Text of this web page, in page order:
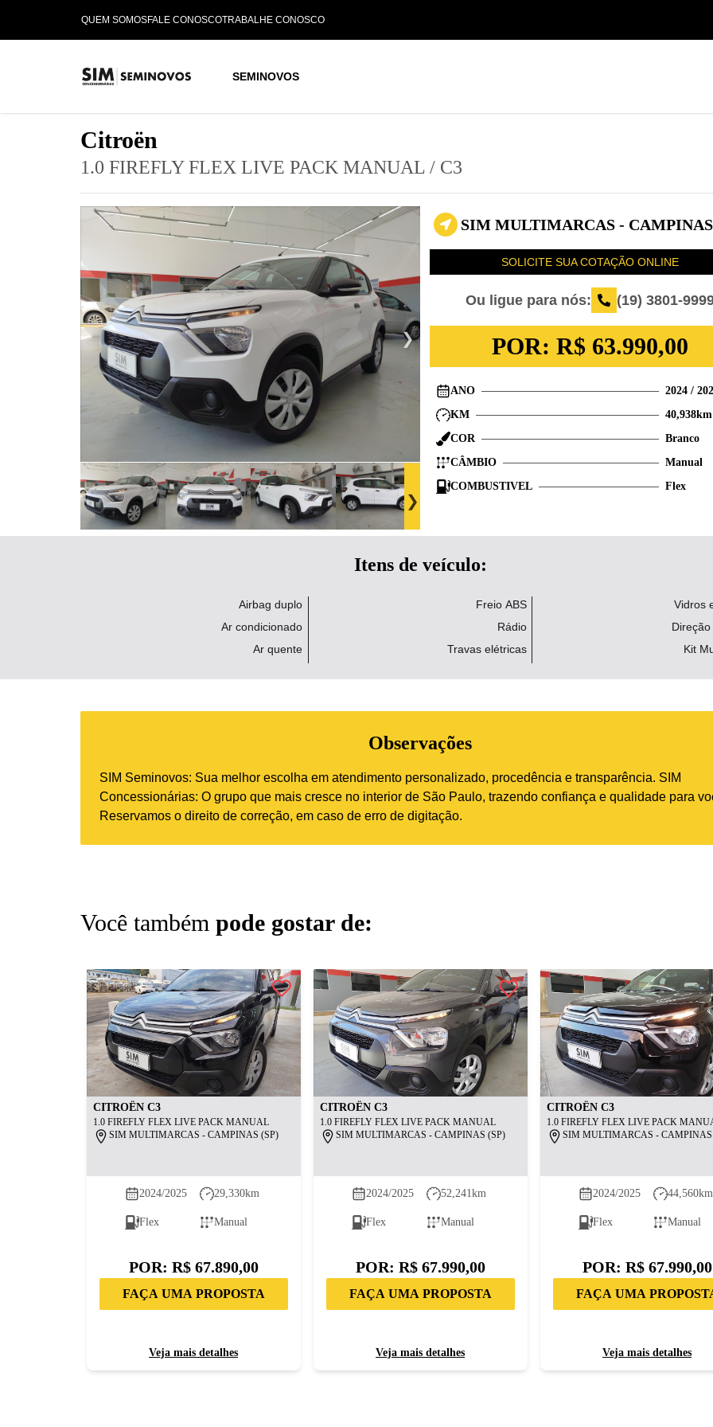
QUEM SOMOSFALE CONOSCOTRABALHE CONOSCO
SEMINOVOS
Citroën
1.0 FIREFLY FLEX LIVE PACK MANUAL/ C3
SIM MULTIMARCAS -
SOLICITE SUA COTAÇÃO ONLINE
Ou ligue para nós: (19) 3801-
POR:R$ 63.990,00
ANO 2024/
KM
40,938km
COR
Branco
CÂMBIO
Manual
COMBUSTIVEL
Flex
Itens de veículo:
Airbag duplo
Ar condicionado
Ar quente
Freio ABS
Rádio
Travas elétricas
Vidros
Kit
Observações
SIM Seminovos: Sua melhor escolha em atendimento personalizado, procedência e transparência. SIM
Concessionárias: O grupo que mais cresce no interior de São Paulo, trazendo confiança e qualidade para
Reservamos o direito de correção, em caso de erro de digitação.
Você também pode gostar de:
CITROËN C3
1.0 FIREFLY FLEX LIVE PACK MANUAL
SIM MULTIMARCAS - CAMPINAS (SP)
2024/2025 29,330km
Flex Manual
POR: R$ 67.890,00
FAÇA UMA PROPOSTA
Veja mais detalhes
CITROËN C3
1.0 FIREFLY FLEX LIVE PACK MANUAL
SIM MULTIMARCAS - CAMPINAS (SP)
2024/2025 52,241km
Flex Manual
POR: R$ 67.990,00
FAÇA UMA PROPOSTA
Veja mais detalhes
CITROËN C3
1.0 FIREFLY FLEX LIVE PACK
SIM MULTIMARCAS - CAMPINAS
2024/2025 44,560km
Flex Manual
POR: R$ 67.990,00
FAÇA UMA
Veja mais detalhes